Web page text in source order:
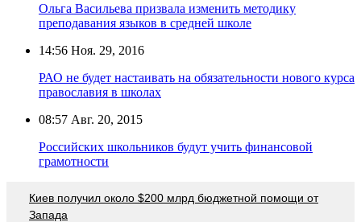
Ольга Васильева призвала изменить методику
преподавания языков в средней школе
14:56 Ноя. 29, 2016
РАО не будет настаивать на обязательности нового курса
православия в школах
08:57 Авг. 20, 2015
Российских школьников будут учить финансовой
грамотности
Киев получил около $200 млрд бюджетной помощи от
Запада